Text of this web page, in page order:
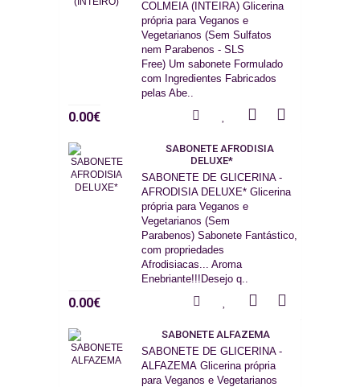
COLMEIA (INTEIRA) Glicerina
própria para Veganos e
Vegetarianos (Sem Sulfatos
nem Parabenos - SLS
Free) Um sabonete Formulado
com Ingredientes Fabricados
pelas Abe..
0.00€
SABONETE AFRODISIA
DELUXE*
SABONETE DE GLICERINA -
AFRODISIA DELUXE* Glicerina
própria para Veganos e
Vegetarianos (Sem
Parabenos) Sabonete Fantástico,
com propriedades
Afrodisiacas... Aroma
Enebriante!!!Desejo q..
0.00€
SABONETE ALFAZEMA
SABONETE DE GLICERINA -
ALFAZEMA Glicerina própria
para Veganos e Vegetarianos